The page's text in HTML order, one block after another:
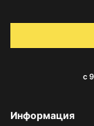
с
Информация